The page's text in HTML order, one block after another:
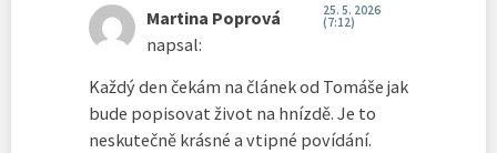
Martina Poprová
napsal:
25. 5. 2026
(7:12)
Každý den čekám na článek od Tomáše jak
bude popisovat život na hnízdě. Je to
neskutečně krásné a vtipné povídání.